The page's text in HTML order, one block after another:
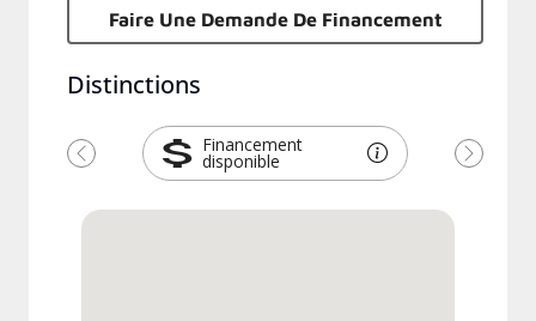
Faire Une Demande De Financement
Distinctions
Financement
disponible
Previous Next